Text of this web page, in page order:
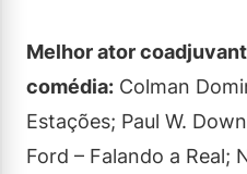
Melhor ator
comédia: Colman
Estações; Paul W.
Ford – Falando a Real;